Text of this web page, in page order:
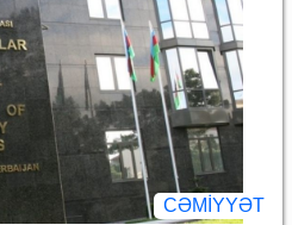
CƏMİYYƏT